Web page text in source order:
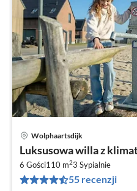
Wolphaartsdijk
Luksusowa willa z
6 Gości110 m23 Sypialnie
55 recenzji